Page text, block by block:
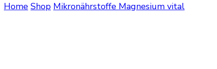
Home Shop Mikronährstoffe Magnesium vital